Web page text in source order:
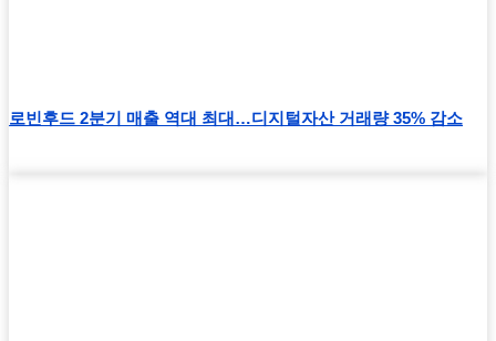
로빈후드 2분기 매출 역대 최대…디지털자산 거래량 35% 감소